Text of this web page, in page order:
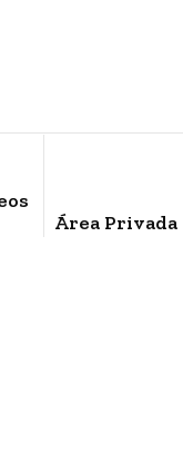
Área Privada